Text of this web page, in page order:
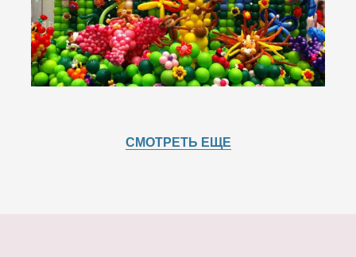
СМОТРЕТЬ ЕЩЕ